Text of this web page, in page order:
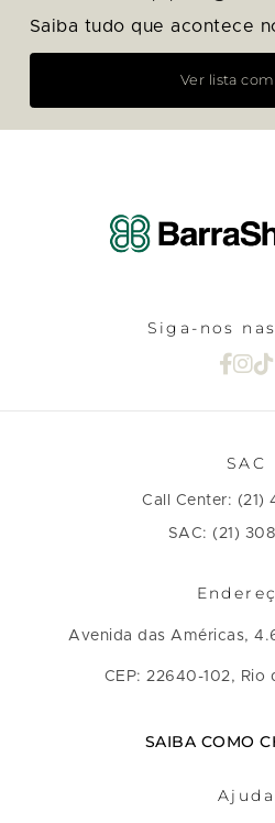
Saiba tudo que acontece
Ver lista
Siga-nos
SAC
Call Center: (21)
SAC: (21)
Avenida das Américas,
CEP: 22640-102, Rio
SAIBA COMO
Ajuda